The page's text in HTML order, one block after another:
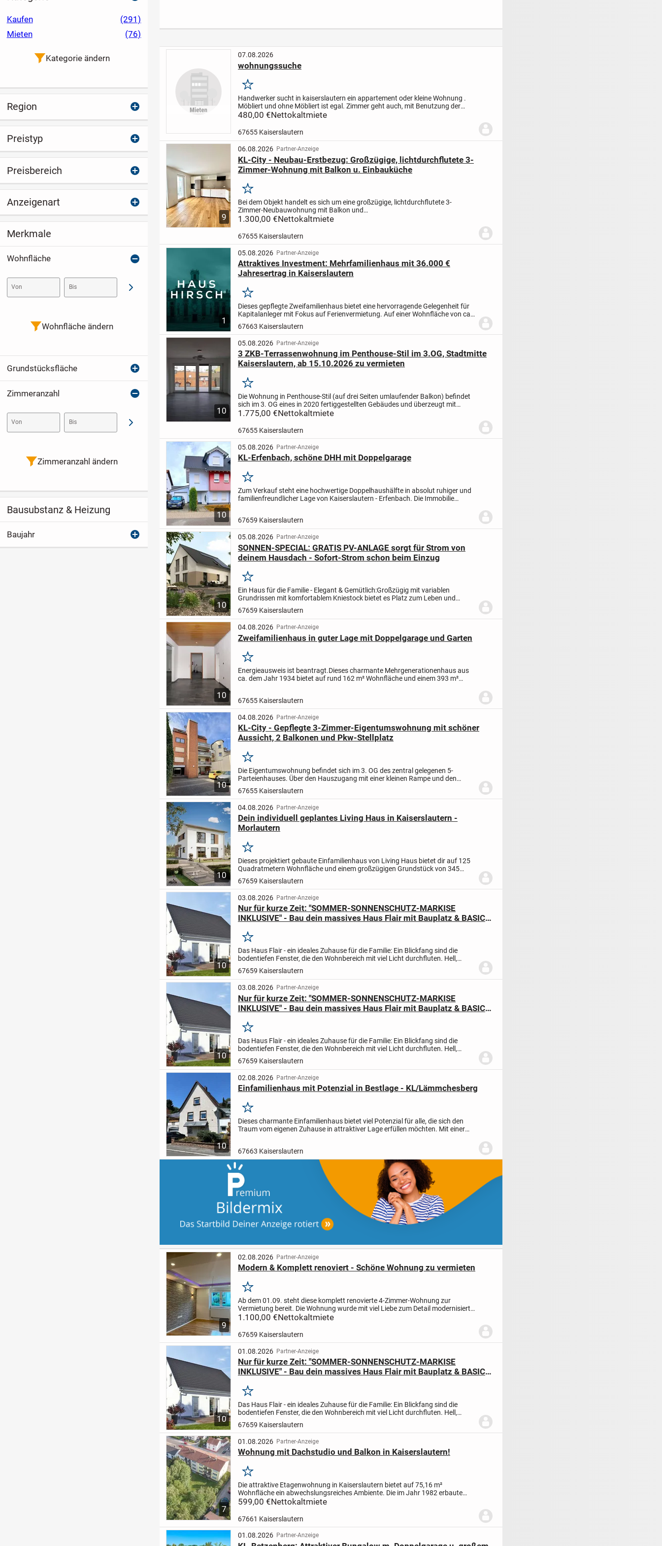
Eigenleistung clever
sparen!
massa Haus!
07.08.2026
wohnungssuche
Merken
Handwerker sucht in kaiserslautern ein appartement oder kleine Wohnung .
Möbliert und ohne Möbliert ist egal. Zimmer geht auch, mit Benutzung der
Küche und Dusche
480,00 €Nettokaltmiete
67655 Kaiserslautern
9
06.08.2026 Partner-Anzeige
KL-City - Neubau-Erstbezug: Großzügige, lichtdurchflutete 3-
Zimmer-Wohnung mit Balkon u. Einbauküche
Merken
Bei dem Objekt handelt es sich um eine großzügige, lichtdurchflutete 3-
Zimmer-Neubauwohnung mit Balkon und
Einbauküche.Aufteilung:Großzügiger Wohn-/Essbereich mit integrierter Küche
1.300,00 €Nettokaltmiete
67655 Kaiserslautern
1
05.08.2026 Partner-Anzeige
Attraktives Investment: Mehrfamilienhaus mit 36.000 €
Jahresertrag in Kaiserslautern
Merken
Dieses gepflegte Zweifamilienhaus bietet eine hervorragende Gelegenheit für
Kapitalanleger mit Fokus auf Ferienvermietung. Auf einer Wohnfläche von ca.
167 m² verteilen sich zwei nahezu gleich große...
67663 Kaiserslautern
10
05.08.2026 Partner-Anzeige
3 ZKB-Terrassenwohnung im Penthouse-Stil im 3.OG, Stadtmitte
Kaiserslautern, ab 15.10.2026 zu vermieten
Merken
Die Wohnung in Penthouse-Stil (auf drei Seiten umlaufender Balkon) befindet
sich im 3. OG eines in 2020 fertiggestellten Gebäudes und überzeugt mit
modernem Komfort und Architektur. Die Wohnung ist...
1.775,00 €Nettokaltmiete
67655 Kaiserslautern
10
05.08.2026 Partner-Anzeige
KL-Erfenbach, schöne DHH mit Doppelgarage
Merken
Zum Verkauf steht eine hochwertige Doppelhaushälfte in absolut ruhiger und
familienfreundlicher Lage von Kaiserslautern - Erfenbach. Die Immobilie
67659 Kaiserslautern
10
05.08.2026 Partner-Anzeige
SONNEN-SPECIAL: GRATIS PV-ANLAGE sorgt für Strom von
deinem Hausdach - Sofort-Strom schon beim Einzug
Merken
Ein Haus für die Familie - Elegant & Gemütlich:Großzügig mit variablen
Grundrissen mit komfortablem Kniestock bietet es Platz zum Leben und
Arbeiten (z. B. Homeoffice). Ein tolles Bad sowie eine...
67659 Kaiserslautern
10
04.08.2026 Partner-Anzeige
Zweifamilienhaus in guter Lage mit Doppelgarage und Garten
Merken
Energieausweis ist beantragt.Dieses charmante Mehrgenerationenhaus aus
ca. dem Jahr 1934 bietet auf rund 162 m² Wohnfläche und einem 393 m²
67655 Kaiserslautern
10
04.08.2026 Partner-Anzeige
KL-City - Gepflegte 3-Zimmer-Eigentumswohnung mit schöner
Aussicht, 2 Balkonen und Pkw-Stellplatz
Merken
Die Eigentumswohnung befindet sich im 3. OG des zentral gelegenen 5-
Parteienhauses. Über den Hauszugang mit einer kleinen Rampe und den
Personenaufzug ist die Wohneinheit stufenfrei zu erreichen. Im...
67655 Kaiserslautern
10
04.08.2026 Partner-Anzeige
Dein individuell geplantes Living Haus in Kaiserslautern -
Morlautern
Merken
Dieses projektiert gebaute Einfamilienhaus von Living Haus bietet dir auf 125
Quadratmetern Wohnfläche und einem großzügigen Grundstück von 345
Quadratmetern genau das Zuhause, das du dir vorstellst....
67659 Kaiserslautern
10
03.08.2026 Partner-Anzeige
Nur für kurze Zeit: "SOMMER-SONNENSCHUTZ-MARKISE
INKLUSIVE" - Bau dein massives Haus Flair mit Bauplatz & BASIC-
Merken
Das Haus Flair - ein ideales Zuhause für die Familie: Ein Blickfang sind die
bodentiefen Fenster, die den Wohnbereich mit viel Licht durchfluten. Hell,
gemütlich und weitläufig - genügend Raum zum...
67659 Kaiserslautern
10
03.08.2026 Partner-Anzeige
Nur für kurze Zeit: "SOMMER-SONNENSCHUTZ-MARKISE
INKLUSIVE" - Bau dein massives Haus Flair mit Bauplatz & BASIC-
Merken
Das Haus Flair - ein ideales Zuhause für die Familie: Ein Blickfang sind die
bodentiefen Fenster, die den Wohnbereich mit viel Licht durchfluten. Hell,
gemütlich und weitläufig - genügend Raum zum...
67659 Kaiserslautern
10
02.08.2026 Partner-Anzeige
Einfamilienhaus mit Potenzial in Bestlage - KL/Lämmchesberg
Merken
Dieses charmante Einfamilienhaus bietet viel Potenzial für alle, die sich den
Traum vom eigenen Zuhause in attraktiver Lage erfüllen möchten. Mit einer
67663 Kaiserslautern
9
02.08.2026 Partner-Anzeige
Modern & Komplett renoviert - Schöne Wohnung zu vermieten
Merken
Ab dem 01.09. steht diese komplett renovierte 4-Zimmer-Wohnung zur
Vermietung bereit. Die Wohnung wurde mit viel Liebe zum Detail modernisiert
und bietet ein hochwertiges und modernes Wohnambiente....
1.100,00 €Nettokaltmiete
67659 Kaiserslautern
10
01.08.2026 Partner-Anzeige
Nur für kurze Zeit: "SOMMER-SONNENSCHUTZ-MARKISE
INKLUSIVE" - Bau dein massives Haus Flair mit Bauplatz & BASIC-
Merken
Das Haus Flair - ein ideales Zuhause für die Familie: Ein Blickfang sind die
bodentiefen Fenster, die den Wohnbereich mit viel Licht durchfluten. Hell,
gemütlich und weitläufig - genügend Raum zum...
67659 Kaiserslautern
7
01.08.2026 Partner-Anzeige
Wohnung mit Dachstudio und Balkon in Kaiserslautern!
Merken
Die attraktive Etagenwohnung in Kaiserslautern bietet auf 75,16 m²
Wohnfläche ein abwechslungsreiches Ambiente. Die im Jahr 1982 erbaute
Immobilie befindet sich in der 2. Etage, Wohnung links, und...
599,00 €Nettokaltmiete
67661 Kaiserslautern
01.08.2026 Partner-Anzeige
Kaufen
(291)
Mieten
(76)
Kategorie ändern
Region
Preistyp
Preisbereich
Anzeigenart
Merkmale
Wohnfläche
Von Bis Abschicken
Wohnfläche ändern
Grundstücksfläche
Zimmeranzahl
Von Bis Abschicken
Zimmeranzahl ändern
Bausubstanz & Heizung
Baujahr